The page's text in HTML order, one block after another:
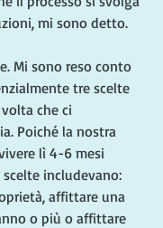
mi sono detto.
Mi sono reso conto
tre scelte
che ci
Poiché la nostra
lì 4-6 mesi
includevano:
affittare una
o più o affittare